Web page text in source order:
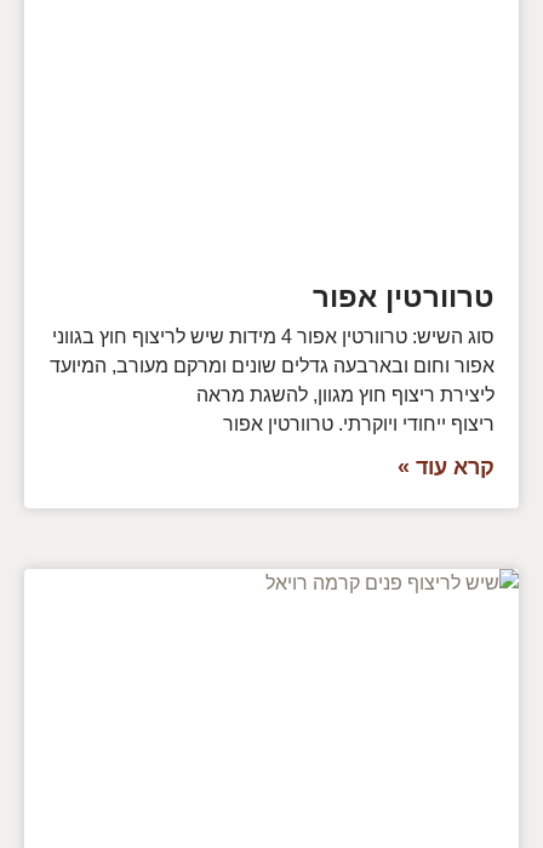
טרוורטין אפור
סוג השיש: טרוורטין אפור 4 מידות שיש לריצוף חוץ בגווני
אפור וחום ובארבעה גדלים שונים ומרקם מעורב, המיועד
ליצירת ריצוף חוץ מגוון, להשגת מראה
ריצוף ייחודי ויוקרתי. טרוורטין אפור
קרא עוד »